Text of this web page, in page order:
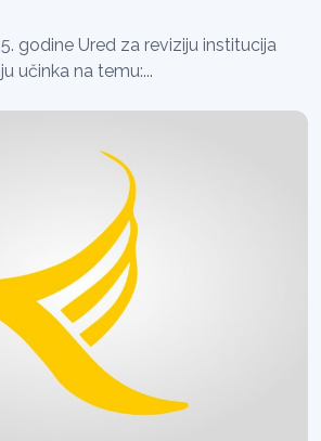
godine Ured za reviziju institucija
učinka na temu:...